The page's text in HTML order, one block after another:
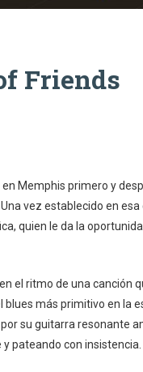
Friends
Memphis primero y
vez establecido en esa
quien le da la
el ritmo de una canción
blues más primitivo en la
su guitarra resonante
pateando con insistencia.